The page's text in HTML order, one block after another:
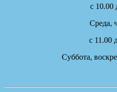
с 10.00
Cреда,
с 11.00
Суббота,